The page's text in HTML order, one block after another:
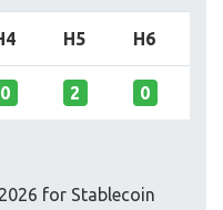
H5 H6
0 2 0
for Stablecoin